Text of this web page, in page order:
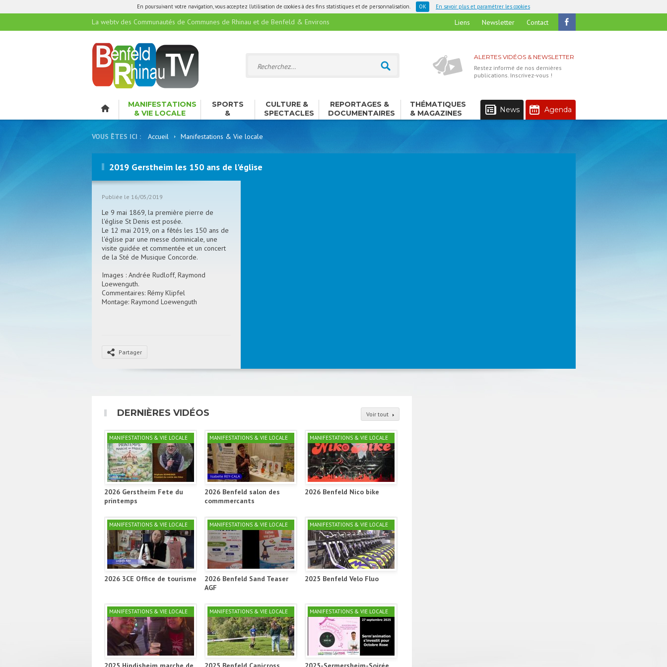
En poursuivant votre navigation, vous acceptez l'utilisation de cookies à des fins statistiques et de personnalisation. En savoir plus et paramétrer les cookies
La webtv des Communautés de Communes de Rhinau et de Benfeld & Environs Liens Newsletter Contact
ALERTES VIDÉOS & NEWSLETTER
Restez informé de nos dernières
publications. Inscrivez-vous !
MANIFESTATIONS
& VIE LOCALE
SPORTS
&
LOISIRS
CULTURE &
SPECTACLES
REPORTAGES &
DOCUMENTAIRES
THÉMATIQUES
& MAGAZINES
News Agenda
VOUS ÊTES ICI : Accueil Manifestations & Vie locale
2019 Gerstheim les 150 ans de l'église
Publiée le 16/05/2019
Le 9 mai 1869, la première pierre de
l'église St Denis est posée.
Le 12 mai 2019, on a fêtés les 150 ans de
l'église par une messe dominicale, une
visite guidée et commentée et un concert
de la Sté de Musique Concorde.
Images : Andrée Rudloff, Raymond
Loewenguth.
Commentaires: Rémy Klipfel
Montage: Raymond Loewenguth
Partager
DERNIÈRES VIDÉOS Voir tout
MANIFESTATIONS & VIE LOCALE
2026 Gerstheim Fete du
printemps
MANIFESTATIONS & VIE LOCALE
2026 Benfeld salon des
commmercants
MANIFESTATIONS & VIE LOCALE
2026 Benfeld Nico bike
MANIFESTATIONS & VIE LOCALE
2026 3CE Office de tourisme
MANIFESTATIONS & VIE LOCALE
2026 Benfeld Sand Teaser
AGF
MANIFESTATIONS & VIE LOCALE
2025 Benfeld Velo Fluo
MANIFESTATIONS & VIE LOCALE MANIFESTATIONS & VIE LOCALE MANIFESTATIONS & VIE LOCALE